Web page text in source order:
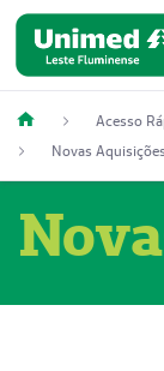
Acesso
Novas Aquisições